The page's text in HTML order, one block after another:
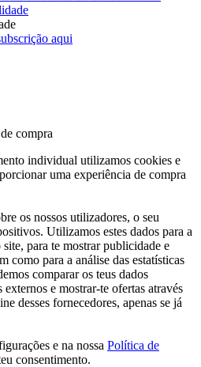
aqui
compra
individual utilizamos cookies e
uma experiência de compra
os nossos utilizadores, o seu
Utilizamos estes dados para a
para te mostrar publicidade e
como para a análise das estatísticas
comparar os teus dados
e mostrar-te ofertas através
desses fornecedores, apenas se já
e na nossa Política de
consentimento.